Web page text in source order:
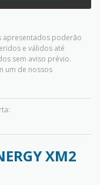
apresentados poderão
e válidos até
sem aviso prévio.
um de nossos
XM2